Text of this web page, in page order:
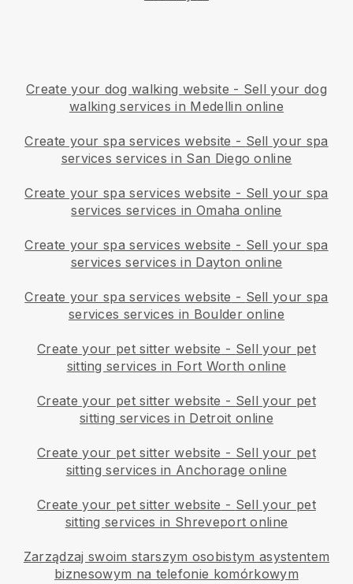
Create your dog walking website - Sell your dog
walking services in Medellin online
Create your spa services website - Sell your spa
services services in San Diego online
Create your spa services website - Sell your spa
services services in Omaha online
Create your spa services website - Sell your spa
services services in Dayton online
Create your spa services website - Sell your spa
services services in Boulder online
Create your pet sitter website - Sell your pet
sitting services in Fort Worth online
Create your pet sitter website - Sell your pet
sitting services in Detroit online
Create your pet sitter website - Sell your pet
sitting services in Anchorage online
Create your pet sitter website - Sell your pet
sitting services in Shreveport online
Zarządzaj swoim starszym osobistym asystentem
biznesowym na telefonie komórkowym